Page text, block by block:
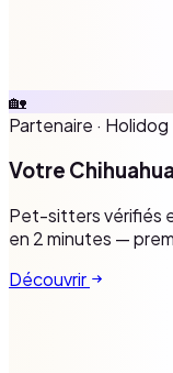
🏡
Partenaire · Holidog
Votre
Pet-sitters vérifiés
en 2 minutes —
Découvrir